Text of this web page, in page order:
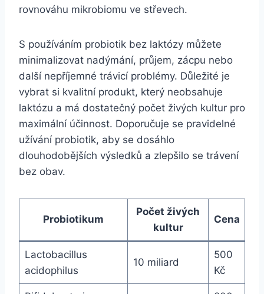
rovnováhu mikrobiomu ve střevech.
S používáním probiotik bez laktózy můžete
minimalizovat nadýmání, průjem, zácpu nebo
další nepříjemné trávicí problémy. Důležité je
vybrat si kvalitní produkt, který neobsahuje
laktózu a má dostatečný počet živých kultur pro
maximální účinnost. Doporučuje se pravidelné
užívání probiotik, aby se dosáhlo
dlouhodobějších výsledků a zlepšilo se trávení
bez obav.
Probiotikum
Počet živých
kultur
Cena
Lactobacillus
acidophilus
10 miliard
500
Kč